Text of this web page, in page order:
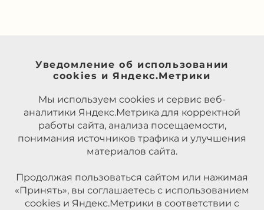
Уведомление об использовании
cookies и Яндекс.Метрики
Мы используем cookies и сервис веб-
аналитики Яндекс.Метрика для корректной
работы сайта, анализа посещаемости,
понимания источников трафика и улучшения
материалов сайта.
Продолжая пользоваться сайтом или нажимая
«Принять», вы соглашаетесь с использованием
cookies и Яндекс.Метрики в соответствии с